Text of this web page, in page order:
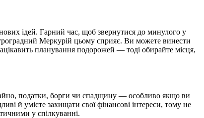
ідей. Гарний час, щоб звернутися до минулого у
Меркурій цьому сприяє. Ви можете винести
планування подорожей — тоді обирайте місця,
податки, борги чи спадщину — особливо якщо ви
й умієте захищати свої фінансові інтереси, тому не
у спілкуванні.